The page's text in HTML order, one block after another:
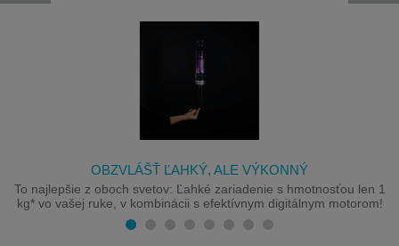
OBZVLÁŠŤ ĽAHKÝ, ALE VÝKONNÝ
To najlepšie z oboch svetov: Ľahké zariadenie s hmotnosťou len 1
kg* vo vašej ruke, v kombinácii s efektívnym digitálnym motorom!